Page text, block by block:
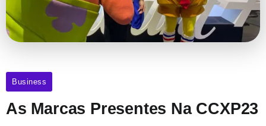
Business
As Marcas Presentes Na CCXP23